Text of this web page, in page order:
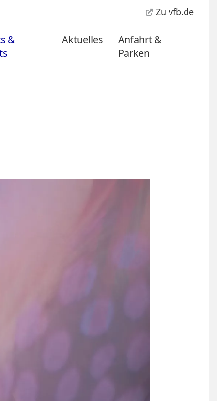
&
Aktuelles
Anfahrt &
Parken
Zu vfb.de